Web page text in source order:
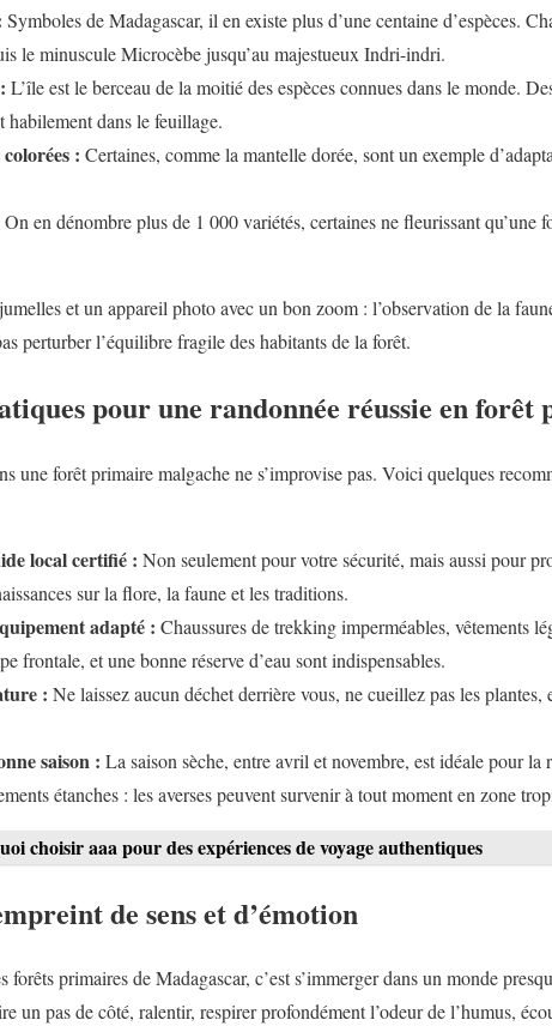
Symboles de Madagascar, il en existe plus d’une centaine d’espèces.
le minuscule Microcèbe jusqu’au majestueux Indri-indri.
L’île est le berceau de la moitié des espèces connues dans le monde.
habilement dans le feuillage.
: Certaines, comme la mantelle dorée, sont un exemple
On en dénombre plus de 1 000 variétés, certaines ne fleurissant qu’une
et un appareil photo avec un bon zoom : l’observation de la
perturber l’équilibre fragile des habitants de la forêt.
pour une randonnée réussie en
une forêt primaire malgache ne s’improvise pas. Voici quelques
local certifié : Non seulement pour votre sécurité, mais aussi pour
sur la flore, la faune et les traditions.
adapté : Chaussures de trekking imperméables, vêtements
frontale, et une bonne réserve d’eau sont indispensables.
: Ne laissez aucun déchet derrière vous, ne cueillez pas les
saison : La saison sèche, entre avril et novembre, est idéale pour la
étanches : les averses peuvent survenir à tout moment en zone
choisir aaa pour des expériences de voyage authentiques
de sens et d’émotion
forêts primaires de Madagascar, c’est s’immerger dans un monde
un pas de côté, ralentir, respirer profondément l’odeur de l’humus,